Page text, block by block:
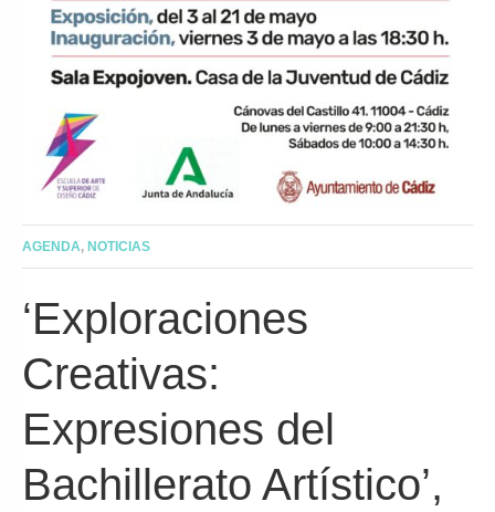
AGENDA, NOTICIAS
‘Exploraciones
Creativas:
Expresiones del
Bachillerato Artístico’,